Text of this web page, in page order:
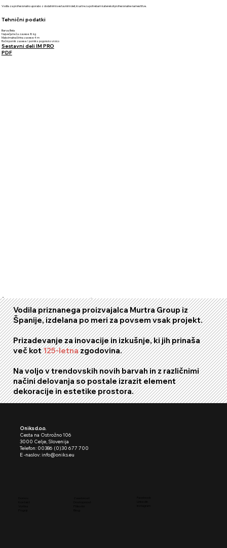
Vodila za profesionalno uporabo z dodatnimi sestavnimi deli, ki ustreza potrebam katerekoli profesionalne namestitve.
Tehnični podatki
Barva: Bela
Največja teža zavese: 8 kg
Maksimalna širina zavese: 4 m
Ročni pomik zavese / pomik s pogonsko vrvico
Sestavni deli IM PRO
PDF
Vodila priznanega proizvajalcaMurtra Groupiz
Španije, izdelana po meri za povsem vsak projekt.
Prizadevanje za inovacije in izkušnje, ki jih prinaša
več kot125-letnazgodovina.
Na voljo v trendovskih novih barvah in z različnimi
načini delovanja so postale izrazit element
dekoracije in estetike prostora.
Oniks d.o.o.
Cesta na Ostrožno 106
3000 Celje, Slovenija
Telefon: 00386 (0)30 677 700
E -naslov: info@oniks.eu